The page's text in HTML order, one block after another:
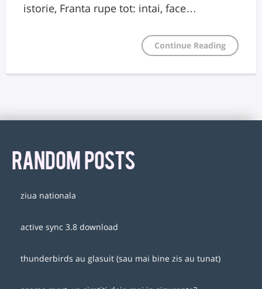
istorie, Franta rupe tot: intai, face…
Continue Reading
RANDOM POSTS
ziua nationala
active sync 3.8 download
thunderbirds au glasuit (sau mai bine zis au tunat)